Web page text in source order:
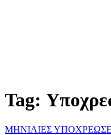
Tag:
ΜΗΝΙΑΙΕΣ